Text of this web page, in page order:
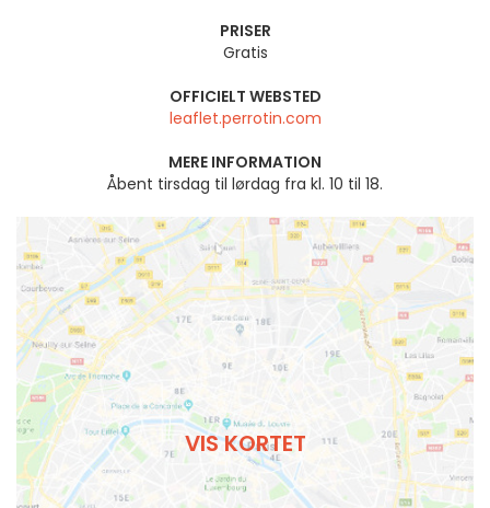
PRISER
Gratis
OFFICIELT WEBSTED
leaflet.perrotin.com
MERE INFORMATION
Åbent tirsdag til lørdag fra kl. 10 til 18.
VIS KORTET